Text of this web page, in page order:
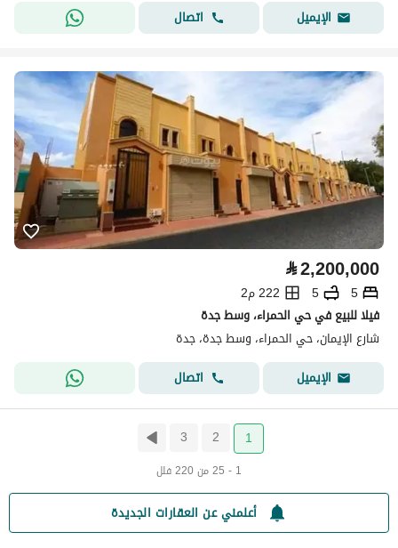
الإيميل
اتصال
⃁2,200,000
5
5
222 م2
فيلا للبيع في حي الحمراء، وسط جدة
شارع الإيمان، حي الحمراء، وسط جدة، جدة
الإيميل
اتصال
1
2
3
1 - 25 من 220 فلل
أعلمني عن العقارات الجديدة